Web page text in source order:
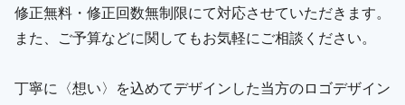
修正無料・修正回数無制限にて対応させていただきます。
また、ご予算などに関してもお気軽にご相談ください。
丁寧に〈想い〉を込めてデザインした当方のロゴデザイン